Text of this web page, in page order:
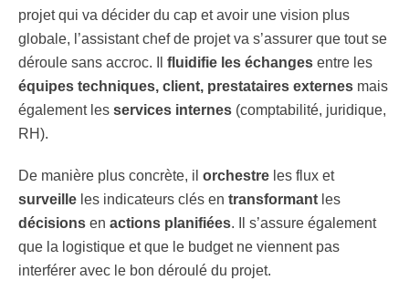
projet qui va décider du cap et avoir une vision plus
globale, l’assistant chef de projet va s’assurer que tout se
déroule sans accroc. Il fluidifie les échanges entre les
équipes techniques, client, prestataires externes mais
également les services internes (comptabilité, juridique,
RH).
De manière plus concrète, il orchestre les flux et
surveille les indicateurs clés en transformant les
décisions en actions planifiées. Il s’assure également
que la logistique et que le budget ne viennent pas
interférer avec le bon déroulé du projet.